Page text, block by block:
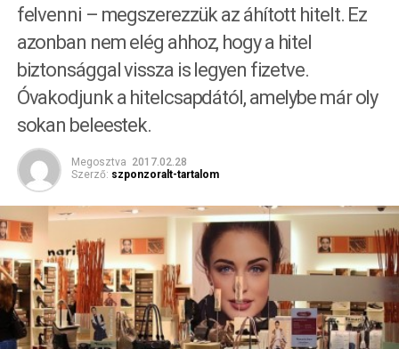
felvenni – megszerezzük az áhított hitelt. Ez
azonban nem elég ahhoz, hogy a hitel
biztonsággal vissza is legyen fizetve.
Óvakodjunk a hitelcsapdától, amelybe már oly
sokan beleestek.
Megosztva 2017.02.28
Szerző: szponzoralt-tartalom